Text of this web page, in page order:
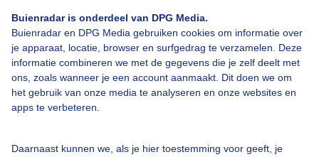
Buienradar is onderdeel van DPG Media.
Buienradar en DPG Media gebruiken cookies om informatie over
je apparaat, locatie, browser en surfgedrag te verzamelen. Deze
informatie combineren we met de gegevens die je zelf deelt met
ons, zoals wanneer je een account aanmaakt. Dit doen we om
het gebruik van onze media te analyseren en onze websites en
apps te verbeteren.
Daarnaast kunnen we, als je hier toestemming voor geeft, je
Vliegtuigspotters Polderbaan Wind
Bekijk slideshow